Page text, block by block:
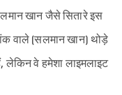
खान जैसे सितारे इस
वाले (सलमान खान) थोड़े
वे हमेशा लाइमलाइट